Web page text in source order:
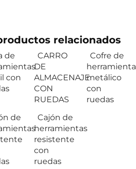
relacionados
de
con
CARRO
DE
ALMACENAJE
CON
RUEDAS
Cofre de
metálico
con
ruedas
de
Cajón de
herramientas
resistente
con
ruedas